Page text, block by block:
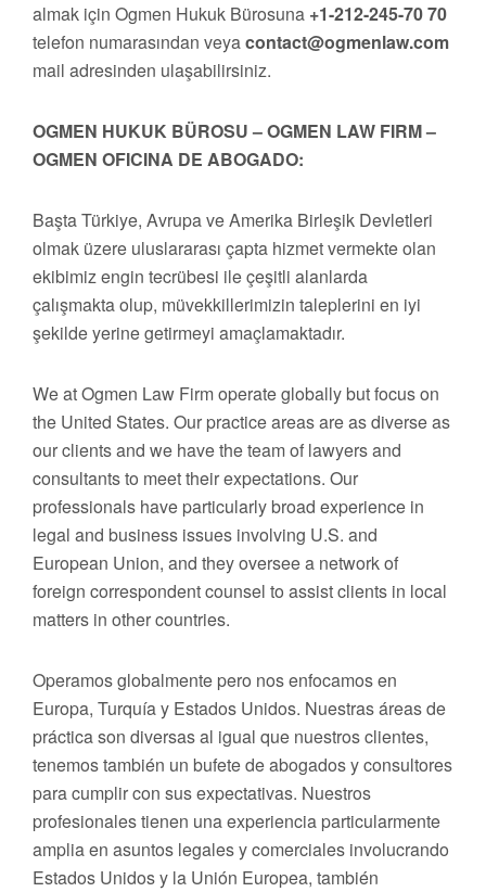
almak için Ogmen Hukuk Bürosuna +1-212-245-70 70
telefon numarasından veyacontact@ogmenlaw.com
mail adresinden ulaşabilirsiniz.
OGMEN HUKUK BÜROSU – OGMEN LAW FIRM –
OGMEN OFICINA DE ABOGADO:
Başta Türkiye, Avrupa ve Amerika Birleşik Devletleri
olmak üzere uluslararası çapta hizmet vermekte olan
ekibimiz engin tecrübesi ile çeşitli alanlarda
çalışmakta olup, müvekkillerimizin taleplerini en iyi
şekilde yerine getirmeyi amaçlamaktadır.
We at Ogmen Law Firm operate globally but focus on
the United States. Our practice areas are as diverse as
our clients and we have the team of lawyers and
consultants to meet their expectations. Our
professionals have particularly broad experience in
legal and business issues involving U.S. and
European Union, and they oversee a network of
foreign correspondent counsel to assist clients in local
matters in other countries.
Operamos globalmente pero nos enfocamos en
Europa, Turquía y Estados Unidos. Nuestras áreas de
práctica son diversas al igual que nuestros clientes,
tenemos también un bufete de abogados y consultores
para cumplir con sus expectativas. Nuestros
profesionales tienen una experiencia particularmente
amplia en asuntos legales y comerciales involucrando
Estados Unidos y la Unión Europea, también